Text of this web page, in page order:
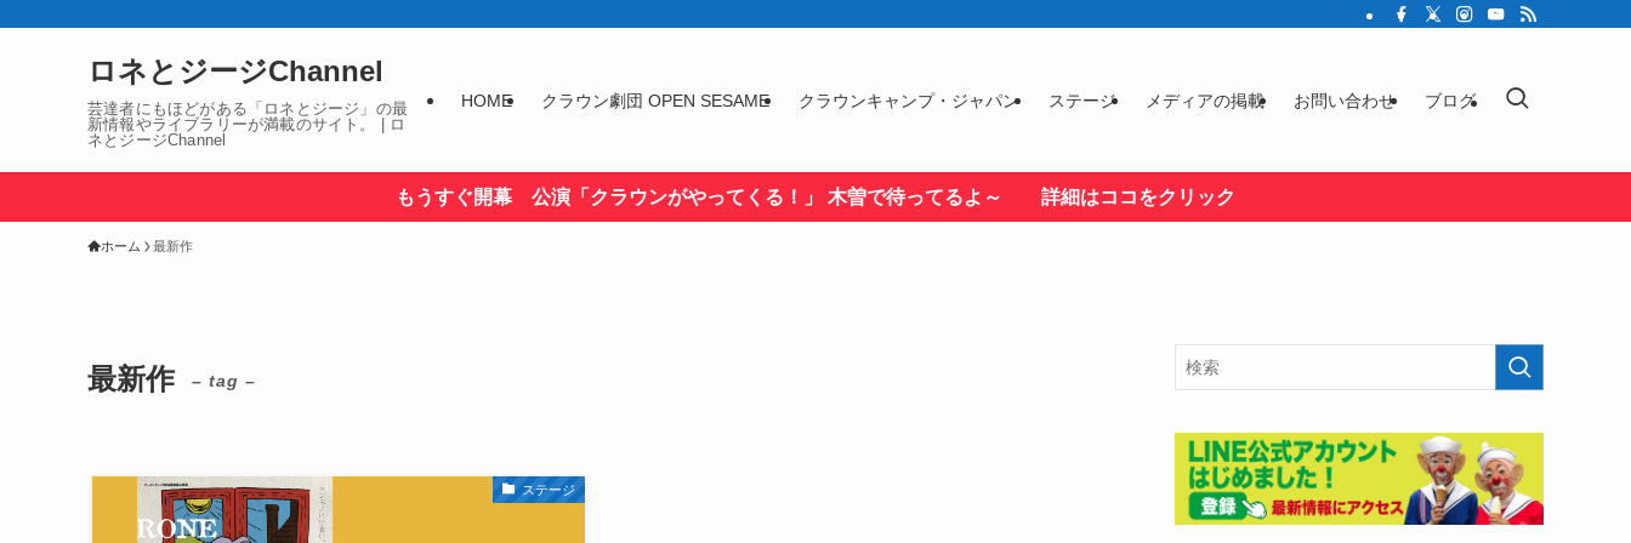
ロネとジージChannel
芸達者にもほどがある「ロネとジージ」の最
新情報やライブラリーが満載のサイト。 | ロ
ネとジージChannel
HOME クラウン劇団 OPEN SESAME クラウンキャンプ・ジャパン ステージ メディアの掲載 お問い合わせ ブログ
もうすぐ開幕 公演「クラウンがやってくる！」 木曽で待ってるよ～ 詳細はココをクリック
ホーム 最新作
最新作 – tag –
ステージ